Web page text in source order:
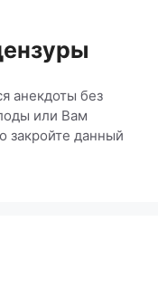
анекдоты без
или Вам
закройте данный